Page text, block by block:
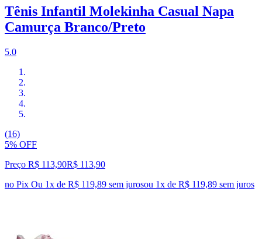
Tênis Infantil Molekinha Casual Napa
Camurça Branco/Preto
5.0
(16)
5% OFF
Preço R$ 113,90R$ 113,90
no Pix Ou 1x de R$ 119,89 sem jurosou 1x de R$ 119,89 sem juros